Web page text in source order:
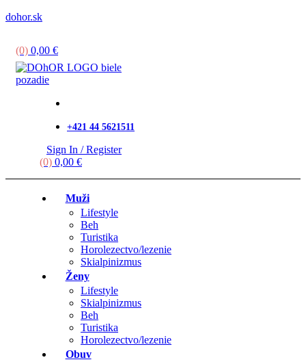
dohor.sk
Menu
(0) 0,00 €
+421 44 5621511
Sign In / Register
(0) 0,00 €
Muži
Lifestyle
Beh
Turistika
Horolezectvo/lezenie
Skialpinizmus
Ženy
Lifestyle
Skialpinizmus
Beh
Turistika
Horolezectvo/lezenie
Obuv